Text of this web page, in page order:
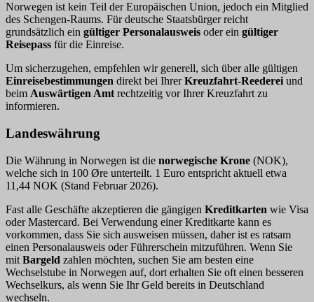
Norwegen ist kein Teil der Europäischen Union, jedoch ein Mitglied
des Schengen-Raums. Für deutsche Staatsbürger reicht
grundsätzlich ein gültiger Personalausweis oder ein gültiger
Reisepass für die Einreise.
Um sicherzugehen, empfehlen wir generell, sich über alle gültigen
Einreisebestimmungen direkt bei IhrerKreuzfahrt-Reederei und
beim Auswärtigen Amt rechtzeitig vor Ihrer Kreuzfahrt zu
informieren.
Landeswährung
Die Währung in Norwegen ist die norwegische Krone (NOK),
welche sich in 100 Øre unterteilt. 1 Euro entspricht aktuell etwa
11,44 NOK (Stand Februar 2026).
Fast alle Geschäfte akzeptieren die gängigen Kreditkarten wie Visa
oder Mastercard. Bei Verwendung einer Kreditkarte kann es
vorkommen, dass Sie sich ausweisen müssen, daher ist es ratsam
einen Personalausweis oder Führerschein mitzuführen. Wenn Sie
mit Bargeld zahlen möchten, suchen Sie am besten eine
Wechselstube in Norwegen auf, dort erhalten Sie oft einen besseren
Wechselkurs, als wenn Sie Ihr Geld bereits in Deutschland
wechseln.